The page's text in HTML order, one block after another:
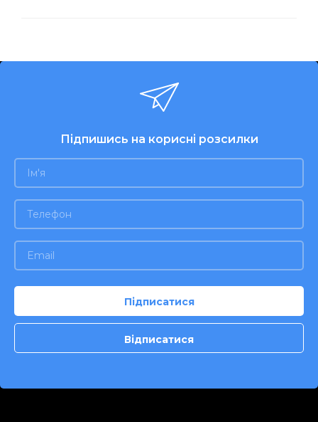
Підпишись на корисні розсилки